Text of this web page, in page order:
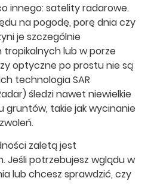
innego: satelity radarowe.
na pogodę, porę dnia czy
je szczególnie
lub w porze
optyczne po prostu nie są
technologia SAR
śledzi nawet niewielkie
gruntów, takie jak wycinanie
zaletą jest
Jeśli potrzebujesz wglądu w
lub chcesz sprawdzić, czy